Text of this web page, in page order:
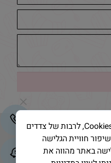
לידיעתך, באתרנו נעשה שימוש בקבצי Cookies, לרבות של צדדים
חוויית הגלישה
באתר מהווה את